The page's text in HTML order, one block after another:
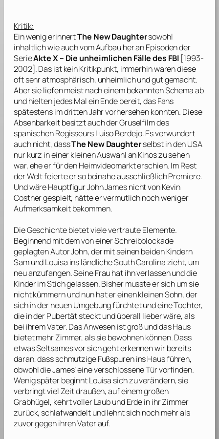
Kritik:
Ein wenig erinnertThe New Daughtersowohl
inhaltlich wie auch vom Aufbau her an Episoden der
SerieAkte X – Die unheimlichen Fälle des FBI [1993-
2002]. Das ist kein Kritikpunkt, immerhin waren diese
oft sehr atmosphärisch, unheimlich und gut gemacht.
Aber sie liefen meist nach einem bekannten Schema ab
und hielten jedes Mal ein Ende bereit, das Fans
spätestens im dritten Jahr vorhersehen konnten. Diese
Absehbarkeit besitzt auch der Gruselfilm des
spanischen RegisseursLuiso Berdejo. Es verwundert
auch nicht, dassThe New Daughterselbst in den USA
nur kurz in einer kleinen Auswahl an Kinos zu sehen
war, ehe er für den Heimvideomarkt erschien. Im Rest
der Welt feierte er so beinahe ausschließlich Premiere.
Und wäre Hauptfigur John James nicht vonKevin
Costnergespielt, hätte er vermutlich noch weniger
Aufmerksamkeit bekommen.
Die Geschichte bietet viele vertraute Elemente.
Beginnend mit dem von einer Schreibblockade
geplagten Autor John, der mit seinen beiden Kindern
Sam und Louisa ins ländliche South Carolina zieht, um
neu anzufangen. Seine Frau hat ihn verlassen und die
Kinder im Stich gelassen. Bisher musste er sich um sie
nicht kümmern und nun hat er einen kleinen Sohn, der
sich in der neuen Umgebung fürchtet und eine Tochter,
die in der Pubertät steckt und überall lieber wäre, als
bei ihrem Vater. Das Anwesen ist groß und das Haus
bietet mehr Zimmer, als sie bewohnen können. Dass
etwas Seltsames vor sich geht erkennen wir bereits
daran, dass schmutzige Fußspuren ins Haus führen,
obwohl die James’ eine verschlossene Tür vorfinden.
Wenig später beginnt Louisa sich zu verändern, sie
verbringt viel Zeit draußen, auf einem großen
Grabhügel, kehrt voller Laub und Erde in ihr Zimmer
zurück, schlafwandelt und lehnt sich noch mehr als
zuvor gegen ihren Vater auf.